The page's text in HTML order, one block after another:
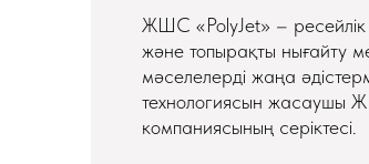
ЖШС «PolyJet» – ресейлік
және топырақты нығайту
мәселелерді жаңа
технологиясын жасаушы
компаниясының серіктесі.